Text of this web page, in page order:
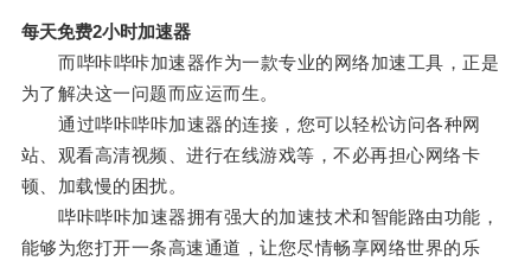
每天免费2小时加速器
而哔咔哔咔加速器作为一款专业的网络加速工具，正是
为了解决这一问题而应运而生。
通过哔咔哔咔加速器的连接，您可以轻松访问各种网
站、观看高清视频、进行在线游戏等，不必再担心网络卡
顿、加载慢的困扰。
哔咔哔咔加速器拥有强大的加速技术和智能路由功能，
能够为您打开一条高速通道，让您尽情畅享网络世界的乐